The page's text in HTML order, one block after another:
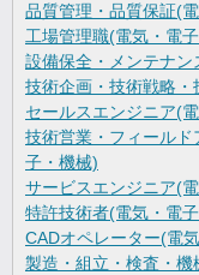
品質管理・品質保証(
工場管理職(電気・電
設備保全・メンテナ
技術企画・技術戦略
セールスエンジニア(
技術営業・フィール
子・機械)
サービスエンジニア(
特許技術者(電気・電
CADオペレーター(電
製造・組立・検査・